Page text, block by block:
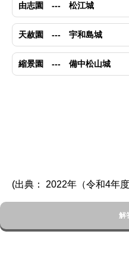
由志園 --- 松江城
天赦園 --- 宇和島城
縮景園 --- 備中松山城
(出典： 2022年（令和4年
解